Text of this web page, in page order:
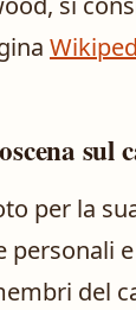
sul
per la
personali
del